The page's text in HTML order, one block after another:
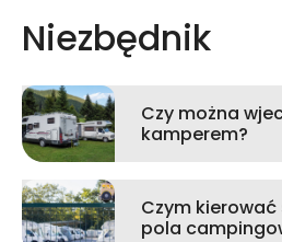
Niezbędnik
Czy można
kamperem?
Czym
pola